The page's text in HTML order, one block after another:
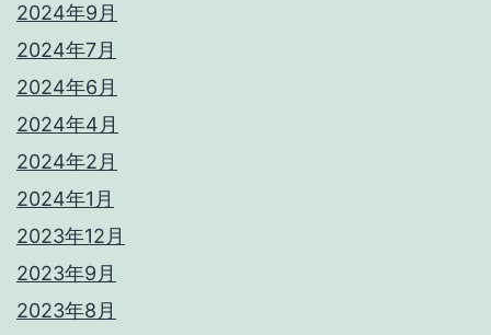
2024年9月
2024年7月
2024年6月
2024年4月
2024年2月
2024年1月
2023年12月
2023年9月
2023年8月